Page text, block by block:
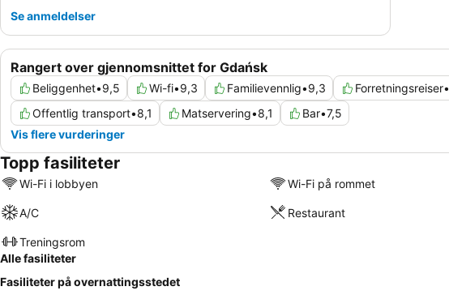
Rangert over gjennomsnittet for Gdańsk
Beliggenhet•9,5 Wi-fi•9,3 Familievennlig•9,3 Forretningsreiser•
Offentlig transport•8,1 Matservering•8,1 Bar•7,5
Vis flere vurderinger
Se anmeldelser
Topp fasiliteter
Wi-Fi i lobbyen Wi-Fi på rommet
A/C Restaurant
Treningsrom
Alle fasiliteter
Fasiliteter på overnattingsstedet